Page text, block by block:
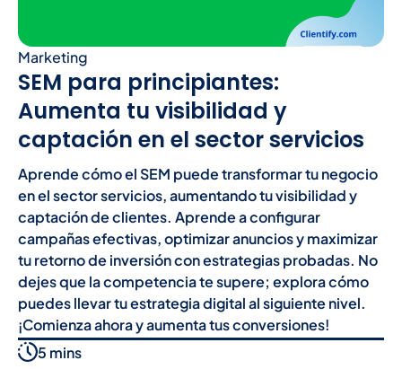
Marketing
SEM para principiantes:
Aumenta tu visibilidad y
captación en el sector servicios
Aprende cómo el SEM puede transformar tu negocio
en el sector servicios, aumentando tu visibilidad y
captación de clientes. Aprende a configurar
campañas efectivas, optimizar anuncios y maximizar
tu retorno de inversión con estrategias probadas. No
dejes que la competencia te supere; explora cómo
puedes llevar tu estrategia digital al siguiente nivel.
¡Comienza ahora y aumenta tus conversiones!
5 mins